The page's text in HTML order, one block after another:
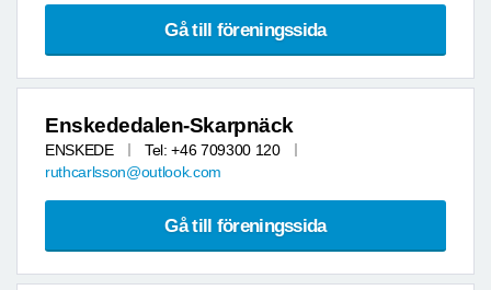
Gå till föreningssida
Enskededalen-Skarpnäck
ENSKEDE
Tel: +46 709300 120
ruthcarlsson@outlook.com
Gå till föreningssida